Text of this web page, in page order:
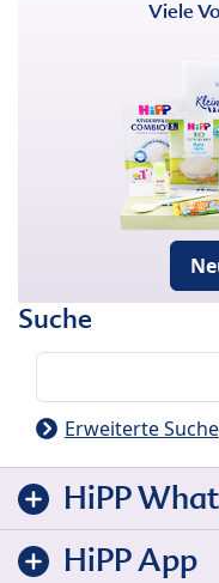
Viele
Suche
Erweiterte Suche
HiPP
HiPP App